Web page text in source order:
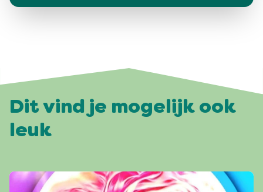
Dit vind je mogelijk ook
leuk